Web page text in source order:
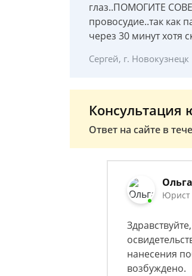
глаз..ПОМОГИТЕ
провосудие..так как
через 30 минут хотя
Сергей, г. Новокузнецк
Консультация
Ответ на сайте в
Юрист
нанесения
возбуждено.